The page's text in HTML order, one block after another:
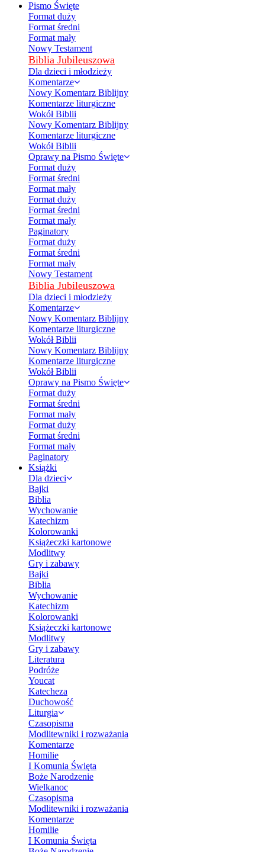
Pismo Święte
Format duży
Format średni
Format mały
Nowy Testament
Biblia Jubileuszowa
Dla dzieci i młodzieży
Komentarze
Nowy Komentarz Biblijny
Komentarze liturgiczne
Wokół Biblii
Nowy Komentarz Biblijny
Komentarze liturgiczne
Wokół Biblii
Oprawy na Pismo Święte
Format duży
Format średni
Format mały
Format duży
Format średni
Format mały
Paginatory
Format duży
Format średni
Format mały
Nowy Testament
Biblia Jubileuszowa
Dla dzieci i młodzieży
Komentarze
Nowy Komentarz Biblijny
Komentarze liturgiczne
Wokół Biblii
Nowy Komentarz Biblijny
Komentarze liturgiczne
Wokół Biblii
Oprawy na Pismo Święte
Format duży
Format średni
Format mały
Format duży
Format średni
Format mały
Paginatory
Książki
Dla dzieci
Bajki
Biblia
Wychowanie
Katechizm
Kolorowanki
Książeczki kartonowe
Modlitwy
Gry i zabawy
Bajki
Biblia
Wychowanie
Katechizm
Kolorowanki
Książeczki kartonowe
Modlitwy
Gry i zabawy
Literatura
Podróże
Youcat
Katecheza
Duchowość
Liturgia
Czasopisma
Modlitewniki i rozważania
Komentarze
Homilie
I Komunia Święta
Boże Narodzenie
Wielkanoc
Czasopisma
Modlitewniki i rozważania
Komentarze
Homilie
I Komunia Święta